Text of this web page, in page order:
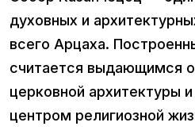
духовных и
всего Арцаха.
считается выдающимся
церковной архитектуры
центром религиозной